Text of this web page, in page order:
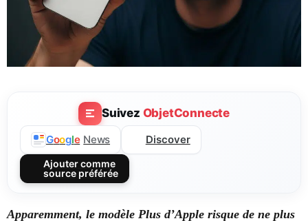
Suivez ObjetConnecte
Google News Discover
Ajouter comme
source préférée
Apparemment, le modèle Plus d’Apple risque de ne plus